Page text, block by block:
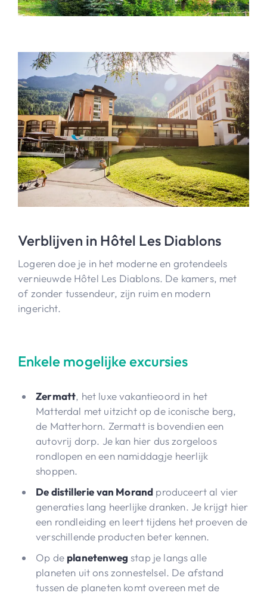
Verblijven in Hôtel Les Diablons
Logeren doe je in het moderne en grotendeels
vernieuwde Hôtel Les Diablons. De kamers, met
of zonder tussendeur, zijn ruim en modern
ingericht.
Enkele mogelijke excursies
Zermatt, het luxe vakantieoord in het
Matterdal met uitzicht op de iconische berg,
de Matterhorn. Zermatt is bovendien een
autovrij dorp. Je kan hier dus zorgeloos
rondlopen en een namiddagje heerlijk
shoppen.
De distillerie van Morand produceert al vier
generaties lang heerlijke dranken. Je krijgt hier
een rondleiding en leert tijdens het proeven de
verschillende producten beter kennen.
Op de planetenweg stap je langs alle
planeten uit ons zonnestelsel. De afstand
tussen de planeten komt overeen met de